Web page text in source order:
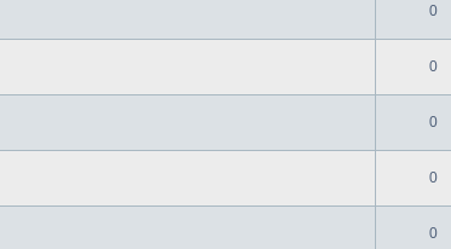
0
0
0
0
0